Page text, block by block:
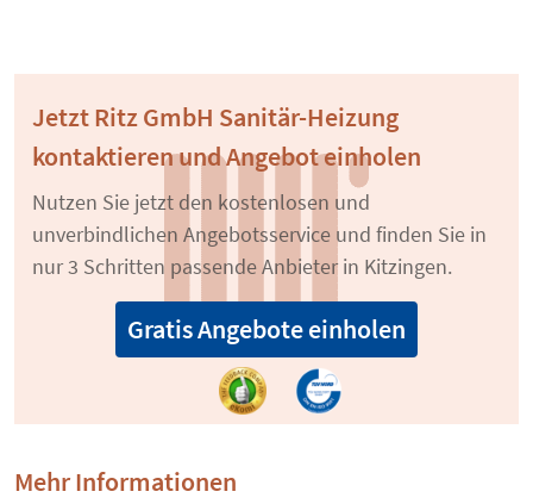
Jetzt Ritz GmbH Sanitär-Heizung
kontaktieren und Angebot einholen
Nutzen Sie jetzt den kostenlosen und
unverbindlichen Angebotsservice und finden Sie in
nur 3 Schritten passende Anbieter in Kitzingen.
Gratis Angebote einholen
Mehr Informationen